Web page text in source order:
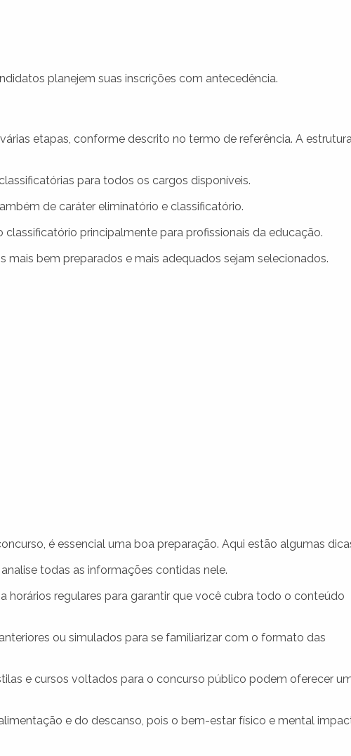
planejem suas inscrições com antecedência.
etapas, conforme descrito no termo de referência. A
para todos os cargos disponíveis.
de caráter eliminatório e classificatório.
principalmente para profissionais da educação.
mais bem preparados e mais adequados sejam selecionados.
é essencial uma boa preparação. Aqui estão algumas
todas as informações contidas nele.
horários regulares para garantir que você cubra todo o conteúdo
ou simulados para se familiarizar com o formato das
e cursos voltados para o concurso público podem oferecer
e do descanso, pois o bem-estar físico e mental